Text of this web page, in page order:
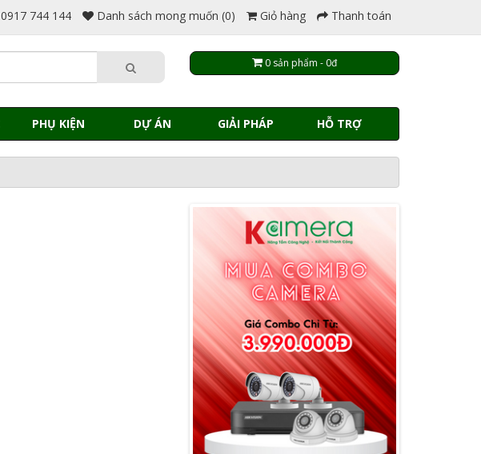
0917 744 144 Danh sách mong muốn (0) Giỏ hàng Thanh toán
0 sản phẩm - 0đ
PHỤ KIỆN DỰ ÁN GIẢI PHÁP HỖ TRỢ